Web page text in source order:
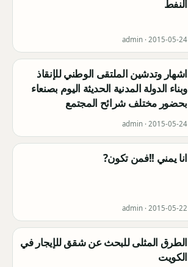
النفط
admin · 2015-05-24
اشهار وتدشين الملتقى الوطني للإنقاذ
وبناء الدولة المدنية الحديثة اليوم بصنعاء
بحضور مختلف شرائح المجتمع
admin · 2015-05-24
انا يمني !!فمن تكون?
admin · 2015-05-22
الطرق المثلى للبحث عن شقق للإيجار في
الكويت